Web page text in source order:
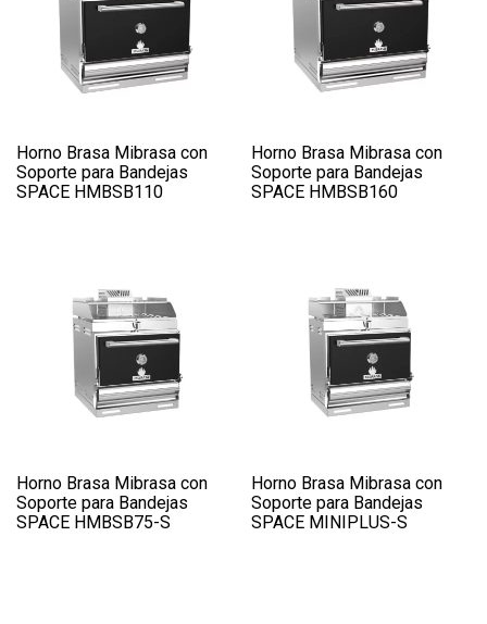
Horno Brasa Mibrasa con
Soporte para Bandejas
SPACE HMBSB110
Horno Brasa Mibrasa con
Soporte para Bandejas
SPACE HMBSB160
Horno Brasa Mibrasa con
Soporte para Bandejas
SPACE HMBSB75-S
Horno Brasa Mibrasa con
Soporte para Bandejas
SPACE MINIPLUS-S